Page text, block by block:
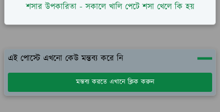
শসার উপকারিতা - সকালে খালি পেটে শসা খেলে কি হয়
এই পোস্টে এখনো কেউ মন্তব্য করে নি
মন্তব্য করতে এখানে ক্লিক করুন